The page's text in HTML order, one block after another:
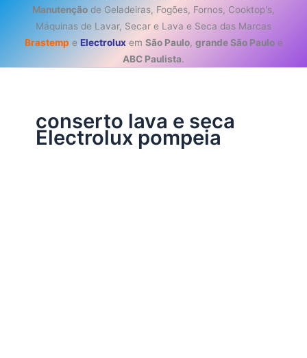
Manutenção de Geladeiras, Fogões, Fornos, Cooktop's,
Máquinas de Lavar, Secar e Lava e Seca das Marcas
Brastemp e Electroluxem São Paulo, grande São Pauloe
ABC Paulista.
conserto lava e seca
Electrolux pompeia